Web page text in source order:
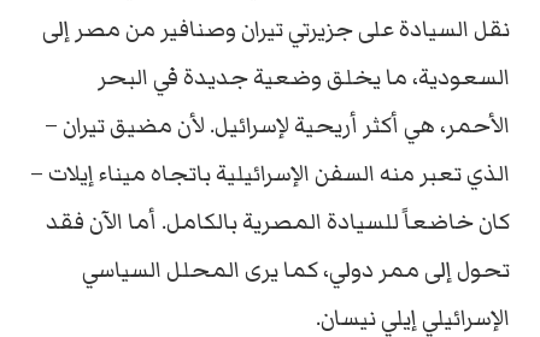
نقل السيادة على جزيرتي تيران وصنافير من مصر إلى
السعودية، ما يخلق وضعية جديدة في البحر
الأحمر، هي أكثر أريحية لإسرائيل. لأن مضيق تيران –
الذي تعبر منه السفن الإسرائيلية باتجاه ميناء إيلات –
كان خاضعاً للسيادة المصرية بالكامل. أما الآن فقد
تحول إلى ممر دولي، كما يرى المحلل السياسي
الإسرائيلي إيلي نيسان.